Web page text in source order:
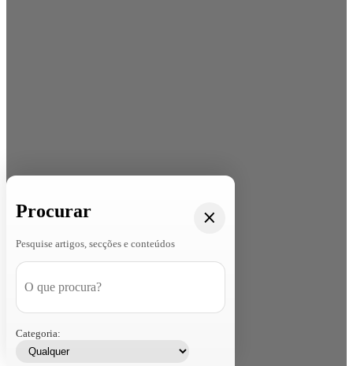
Procurar
Pesquise artigos, secções e conteúdos
Categoria: